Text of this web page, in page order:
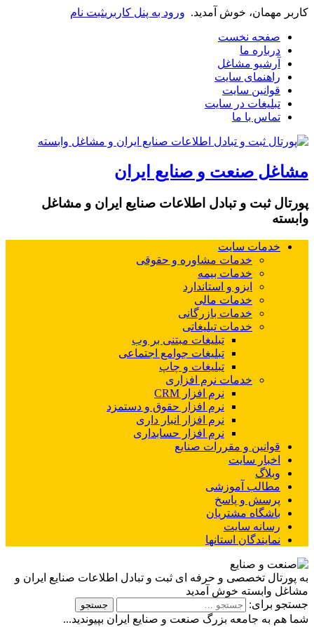
کاربر مهمان، خوش آمدید. ورود به پنل کاربریثبت نام
صفحه نخست
درباره ما
آرشیو مشاغل
راهنمای سایت
قوانین سایت
تبلیغات در سایت
تماس با ما
مشاغل صنعت و صنایع ایران
پورتال ثبت و تبادل اطلاعات صنایع ایران و مشاغل
وابسته
خدمات سایت
خدمات مشاوره و حقوقی
خدمات بیمه
ایزو و استاندارد
خدمات مالی
خدمات بازرگانی
خدمات تبلیغاتی
تبلیغات مبتنی بر وب
تبلیغات جوامع اجتماعی
تبلیغات و چاپ
خدمات نرم افزاری
نرم افزار CRM
نرم افزار حقوق و دستمزد
نرم افزار انبار داری
نرم افزار حسابداری
قوانین و مقررات صنایع
اخبار سایت
وبلاگ
مطالب آموزشی
پرسش و پاسخ
باشگاه مشتریان
رسانه سایت
نمایندگان استانها
به پورتال تخصصی و حرفه ای ثبت و تبادل اطلاعات صنایع ایران و
مشاغل وابسته خوش آمدید
جستجو برای:
شما هم به جامعه بزرگ صنعت و صنایع ایران بپیوندید...